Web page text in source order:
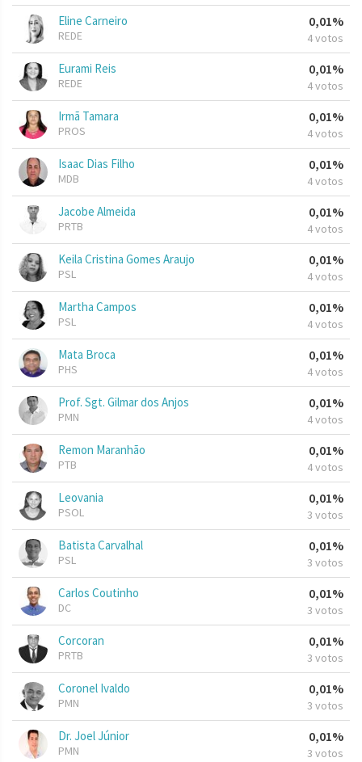
Eline Carneiro
REDE
0,01%
4 votos
Eurami Reis
REDE
0,01%
4 votos
Irmã Tamara
PROS
0,01%
4 votos
Isaac Dias Filho
MDB
0,01%
4 votos
Jacobe Almeida
PRTB
0,01%
4 votos
Keila Cristina Gomes Araujo
PSL
0,01%
4 votos
Martha Campos
PSL
0,01%
4 votos
Mata Broca
PHS
0,01%
4 votos
Prof. Sgt. Gilmar dos Anjos
PMN
0,01%
4 votos
Remon Maranhão
PTB
0,01%
4 votos
Leovania
PSOL
0,01%
3 votos
Batista Carvalhal
PSL
0,01%
3 votos
Carlos Coutinho
DC
0,01%
3 votos
Corcoran
PRTB
0,01%
3 votos
Coronel Ivaldo
PMN
0,01%
3 votos
Dr. Joel Júnior
PMN
0,01%
3 votos